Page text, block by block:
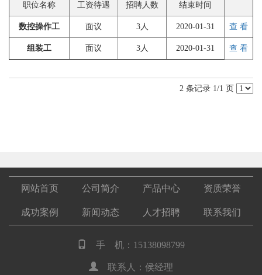
职位名称 工资待遇 招聘人数 结束时间
数控操作工 面议 3人 2020-01-31 查 看
组装工 面议 3人 2020-01-31 查 看
2 条记录 1/1 页
网站首页 公司简介 产品中心 资质荣誉
成功案例 新闻动态 人才招聘 联系我们
手 机：15138098799
联系人：侯经理